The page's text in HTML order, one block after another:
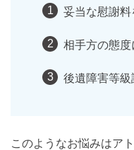
妥当な慰謝
相手方の態度
後遺障害等
このようなお悩みはア